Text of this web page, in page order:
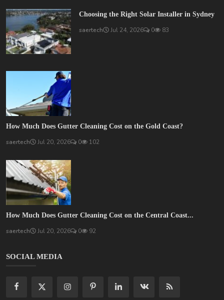
Choosing the Right Solar Installer in Sydney
saertech Jul 24, 2026 0 83
How Much Does Gutter Cleaning Cost on the Gold Coast?
saertech Jul 20, 2026 0 102
How Much Does Gutter Cleaning Cost on the Central Coast...
saertech Jul 20, 2026 0 92
SOCIAL MEDIA